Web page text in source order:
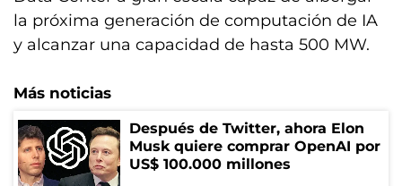
la próxima generación de computación de IA
y alcanzar una capacidad de hasta 500 MW.
Más noticias
Después de Twitter, ahora Elon
Musk quiere comprar OpenAI por
US$ 100.000 millones